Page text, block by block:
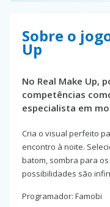
Sobre o
Up
No Real Make Up,
competências
especialista em
Cria o visual perfeito
encontro à noite.
batom, sombra para
possibilidades são
Programador: Famobi